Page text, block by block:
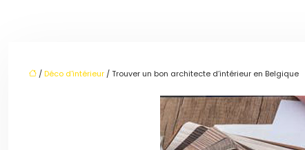
/Déco d'intérieur / Trouver un bon architecte d’intérieur en Belgique